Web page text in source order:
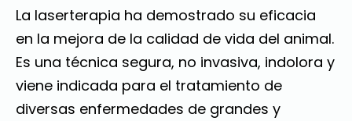
La laserterapia ha demostrado su eficacia
en la mejora de la calidad de vida del animal.
Es una técnica segura, no invasiva, indolora y
viene indicada para el tratamiento de
diversas enfermedades de grandes y